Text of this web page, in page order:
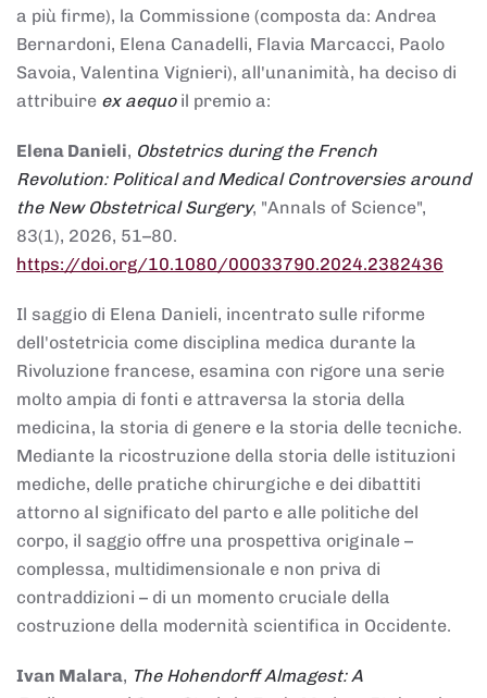
a più firme), la Commissione (composta da: Andrea
Bernardoni, Elena Canadelli, Flavia Marcacci, Paolo
Savoia, Valentina Vignieri), all'unanimità, ha deciso di
attribuire ex aequoil premio a:
Elena Danieli, Obstetrics during the French
Revolution: Political and Medical Controversies around
the New Obstetrical Surgery, "Annals of Science",
83(1), 2026, 51–80.
https://doi.org/10.1080/00033790.2024.2382436
Il saggio di Elena Danieli, incentrato sulle riforme
dell'ostetricia come disciplina medica durante la
Rivoluzione francese, esamina con rigore una serie
molto ampia di fonti e attraversa la storia della
medicina, la storia di genere e la storia delle tecniche.
Mediante la ricostruzione della storia delle istituzioni
mediche, delle pratiche chirurgiche e dei dibattiti
attorno al significato del parto e alle politiche del
corpo, il saggio offre una prospettiva originale –
complessa, multidimensionale e non priva di
contraddizioni – di un momento cruciale della
costruzione della modernità scientifica in Occidente.
Ivan Malara, The Hohendorff Almagest: A